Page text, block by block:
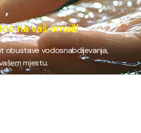
na vaš email!
obustave vodosnabdijevanja,
mjestu.